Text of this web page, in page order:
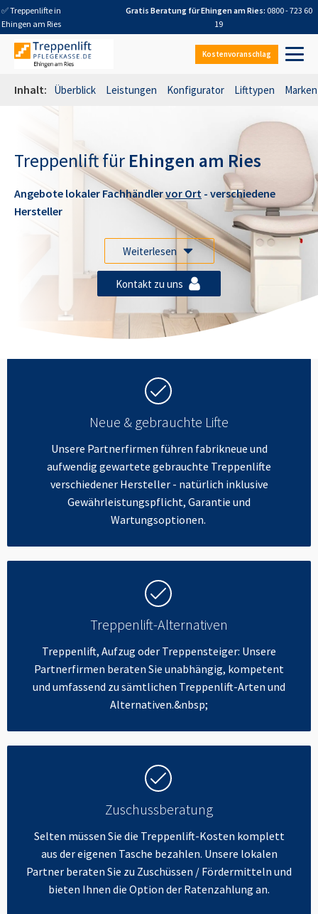
✅ Treppenlifte in
Ehingen am Ries
Gratis Beratung fürEhingen am Ries: 0800 - 723 60
19
Kostenvoranschlag
Inhalt: Überblick Leistungen Konfigurator Lifttypen Marken
Treppenlift für Ehingen am Ries
Angebote lokaler Fachhändlervor Ort - verschiedene
Hersteller
Weiterlesen
Kontakt zu uns
Neue & gebrauchte Lifte
Unsere Partnerfirmen führen fabrikneue und
aufwendig gewartete gebrauchte Treppenlifte
verschiedener Hersteller - natürlich inklusive
Gewährleistungspflicht, Garantie und
Wartungsoptionen.
Treppenlift-Alternativen
Treppenlift, Aufzug oder Treppensteiger: Unsere
Partnerfirmen beraten Sie unabhängig, kompetent
und umfassend zu sämtlichen Treppenlift-Arten und
Alternativen.&nbsp;
Zuschussberatung
Selten müssen Sie die Treppenlift-Kosten komplett
aus der eigenen Tasche bezahlen. Unsere lokalen
Partner beraten Sie zu Zuschüssen / Fördermitteln und
bieten Ihnen die Option der Ratenzahlung an.